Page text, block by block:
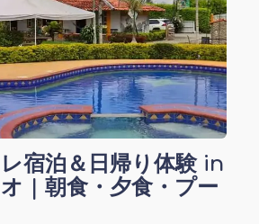
宿泊＆日帰り体験 in
| 朝食・夕食・プー